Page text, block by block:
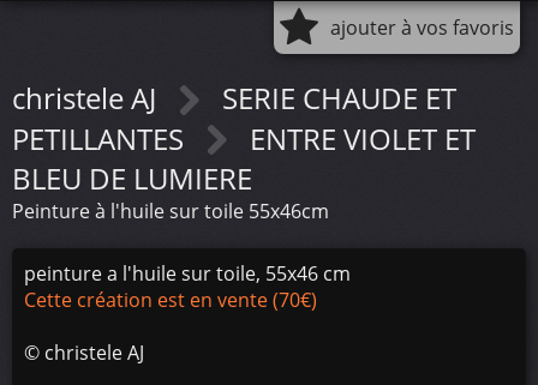
ajouter à vos favoris
christele AJ
SERIE CHAUDE ET
PETILLANTES
ENTRE VIOLET ET
BLEU DE LUMIERE
Peinture à l'huile sur toile 55x46cm
peinture a l'huile sur toile, 55x46 cm
Cette création est en vente (70€)
© christele AJ